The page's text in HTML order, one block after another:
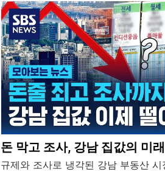
돈 막고 조사, 강남 집값의 미
규제와 조사로 냉각된 강남 부동산